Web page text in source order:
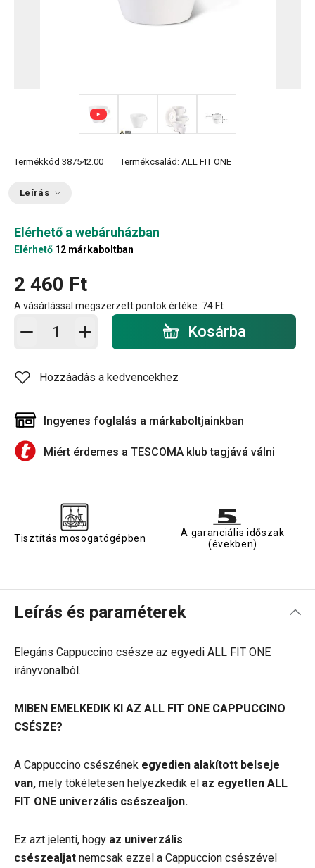
Termékkód 387542.00 Termékcsalád: ALL FIT ONE
Leírás
Elérhető a webáruházban
Elérhető 12 márkaboltban
2 460 Ft
A vásárlással megszerzett pontok értéke: 74 Ft
Kosárba - mennyiség Kosárba
Hozzáadás a kedvencekhez
Ingyenes foglalás a márkaboltjainkban
Miért érdemes a TESCOMA klub tagjává válni
Tisztítás mosogatógépben
A garanciális időszak
(években)
Leírás és paraméterek
Elegáns Cappuccino csésze az egyedi ALL FIT ONE
irányvonalból.
MIBEN EMELKEDIK KI AZ ALL FIT ONE CAPPUCCINO
CSÉSZE?
A Cappuccino csészének egyedien alakított belseje
van, mely tökéletesen helyezkedik el az egyetlen ALL
FIT ONE univerzális csészealjon.
Ez azt jelenti, hogy az univerzális
csészealjat nemcsak ezzel a Cappuccion csészével